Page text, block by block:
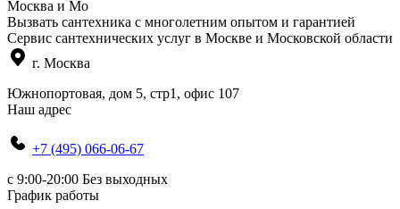
Москва и Мо
Вызвать сантехника с многолетним опытом и гарантией
Сервис сантехнических услуг в Москве и Московской области
г. Москва
Южнопортовая, дом 5, стр1, офис 107
Наш адрес
+7 (495) 066-06-67
c 9:00-20:00 Без выходных
График работы